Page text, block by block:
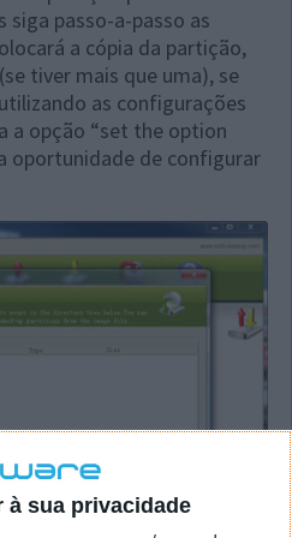
à sua privacidade
siga passo-a-passo as
a cópia da partição,
tiver mais que uma), se
as configurações
a opção “set the option
oportunidade de configurar